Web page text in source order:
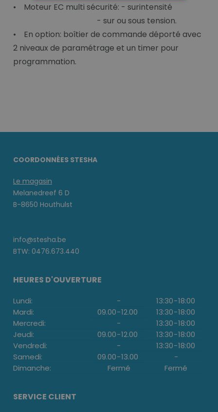
• Moteur EC multi sécurité: - surintensité
- sur ou sous tension.
• En option: boîtier de commande déporté avec
2 niveaux de paramétrage et un timer pour
programmation.
COORDONNÉES STESHA
Le magasin
Melanedreef 6 D
B-8650 Houthulst
info@stesha.be
BTW: 0476.673.440
HEURES D'OUVERTURE
Lundi: - 13:30-18:00
Mardi:
09.00-12.00 13:30-18:00
Mercredi:
- 13:30-18:00
Jeudi:
09.00-12.00 13:30-18:00
Vendredi:
- 13:30-18:00
Samedi:
09.00-13.00
-
Dimanche:
Fermé Fermé
SERVICE CLIENT